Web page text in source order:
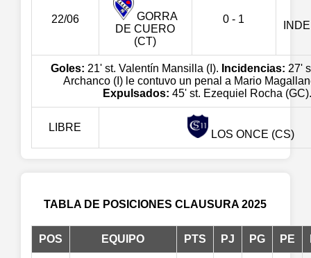
22/06
GORRA
DE CUERO
(CT)
0 - 1
Goles: 21' st. Valentín Mansilla (I). Incidencias: 27'
Archanco (I) le contuvo un penal a Mario
Expulsados: 45' st. Ezequiel Rocha (GC).
LIBRE
LOS ONCE (CS)
TABLA DE POSICIONES CLAUSURA 2025
POS EQUIPO PTS PJ PG PE